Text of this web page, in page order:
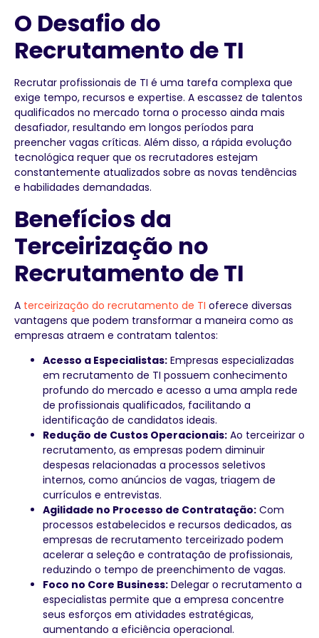
O Desafio do
Recrutamento de TI
Recrutar profissionais de TI é uma tarefa complexa que
exige tempo, recursos e expertise. A escassez de talentos
qualificados no mercado torna o processo ainda mais
desafiador, resultando em longos períodos para
preencher vagas críticas. Além disso, a rápida evolução
tecnológica requer que os recrutadores estejam
constantemente atualizados sobre as novas tendências
e habilidades demandadas.
Benefícios da
Terceirização no
Recrutamento de TI
A terceirização do recrutamento de TI oferece diversas
vantagens que podem transformar a maneira como as
empresas atraem e contratam talentos:
Acesso a Especialistas: Empresas especializadas
em recrutamento de TI possuem conhecimento
profundo do mercado e acesso a uma ampla rede
de profissionais qualificados, facilitando a
identificação de candidatos ideais.
Redução de Custos Operacionais: Ao terceirizar o
recrutamento, as empresas podem diminuir
despesas relacionadas a processos seletivos
internos, como anúncios de vagas, triagem de
currículos e entrevistas.
Agilidade no Processo de Contratação: Com
processos estabelecidos e recursos dedicados, as
empresas de recrutamento terceirizado podem
acelerar a seleção e contratação de profissionais,
reduzindo o tempo de preenchimento de vagas.
Foco no Core Business: Delegar o recrutamento a
especialistas permite que a empresa concentre
seus esforços em atividades estratégicas,
aumentando a eficiência operacional.